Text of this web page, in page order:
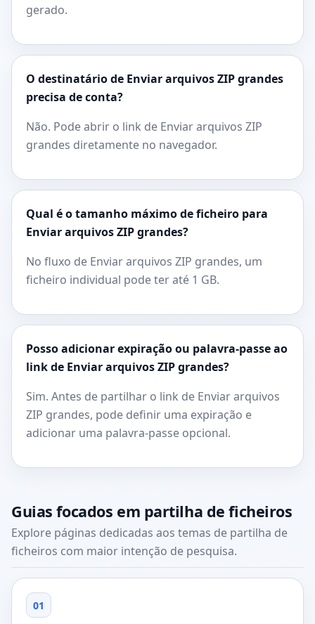
gerado.
O destinatário de Enviar arquivos ZIP grandes
precisa de conta?
Não. Pode abrir o link de Enviar arquivos ZIP
grandes diretamente no navegador.
Qual é o tamanho máximo de ficheiro para
Enviar arquivos ZIP grandes?
No fluxo de Enviar arquivos ZIP grandes, um
ficheiro individual pode ter até 1 GB.
Posso adicionar expiração ou palavra-passe ao
link de Enviar arquivos ZIP grandes?
Sim. Antes de partilhar o link de Enviar arquivos
ZIP grandes, pode definir uma expiração e
adicionar uma palavra-passe opcional.
Guias focados em partilha de ficheiros
Explore páginas dedicadas aos temas de partilha de
ficheiros com maior intenção de pesquisa.
01